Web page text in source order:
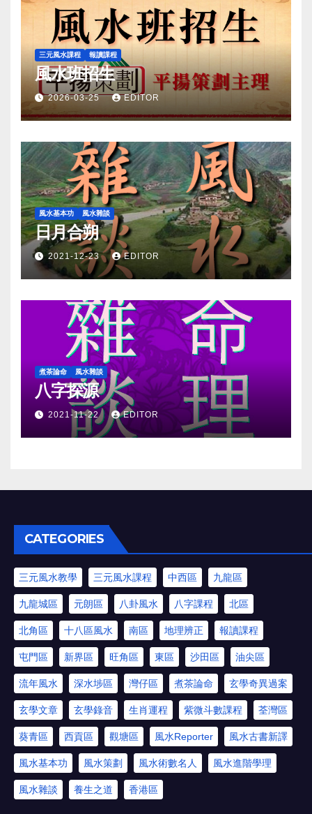
三元風水課程 報讀課程
風水班招生
2026-03-25 EDITOR
風水基本功 風水雜談
日月合朔
2021-12-23 EDITOR
煮茶論命 風水雜談
八字探源
2021-11-22 EDITOR
CATEGORIES
三元風水教學 三元風水課程 中西區 九龍區
九龍城區 元朗區 八卦風水 八字課程 北區
北角區 十八區風水 南區 地理辨正 報讀課程
屯門區 新界區 旺角區 東區 沙田區 油尖區
流年風水 深水埗區 灣仔區 煮茶論命 玄學奇異過案
玄學文章 玄學錄音 生肖運程 紫微斗數課程 荃灣區
葵青區 西貢區 觀塘區 風水Reporter 風水古書新譯
風水基本功 風水策劃 風水術數名人 風水進階學理
風水雜談 養生之道 香港區